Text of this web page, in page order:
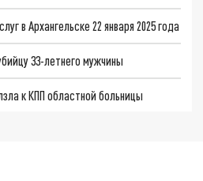
в Архангельске 22 января 2025 года
33-летнего мужчины
к КПП областной больницы